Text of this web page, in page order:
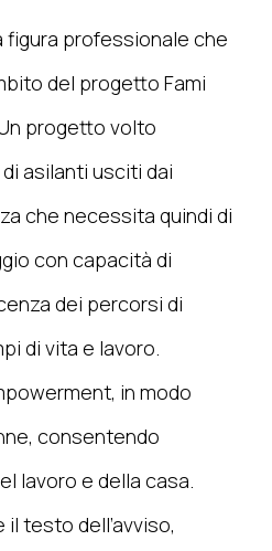
figura professionale che
del progetto Fami
progetto volto
asilanti usciti dai
che necessita quindi di
con capacità di
dei percorsi di
di vita e lavoro.
in modo
consentendo
lavoro e della casa.
testo dell’avviso,